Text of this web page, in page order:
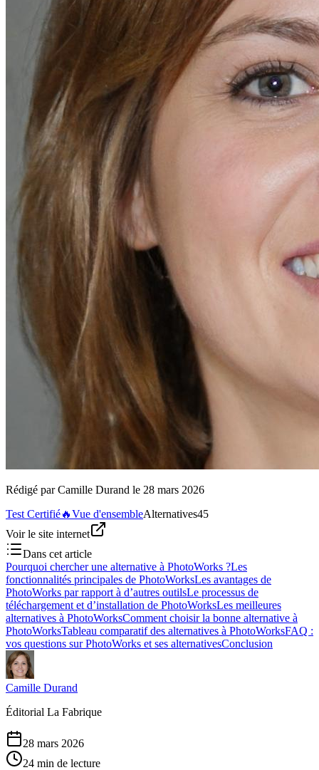
Rédigé par Camille Durand le 28 mars 2026
Test Certifié🔥Vue d'ensembleAlternatives45
Voir le site internet
Dans cet article
Pourquoi chercher une alternative à PhotoWorks ?Les
fonctionnalités principales de PhotoWorksLes avantages de
PhotoWorks par rapport à d’autres outilsLe processus de
téléchargement et d’installation de PhotoWorksLes meilleures
alternatives à PhotoWorksComment choisir la bonne alternative à
PhotoWorksTableau comparatif des alternatives à PhotoWorksFAQ :
vos questions sur PhotoWorks et ses alternativesConclusion
Camille Durand
Éditorial La Fabrique
28 mars 2026
24 min de lecture